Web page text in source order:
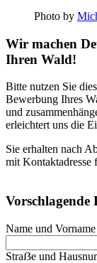
Photo by
Wir machen
Ihren Wald!
Bitte nutzen Sie
Bewerbung Ihres
und
erleichtert uns die
Sie erhalten nach
mit Kontaktadresse
Vorschlagende
Name und Vorname
Straẞe und